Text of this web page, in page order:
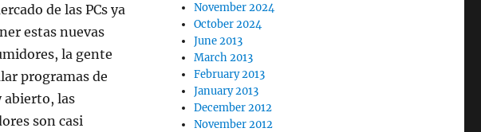
de las PCs ya
estas nuevas
la gente
programas de
abierto, las
son casi
November 2024
October 2024
June 2013
March 2013
February 2013
January 2013
December 2012
November 2012